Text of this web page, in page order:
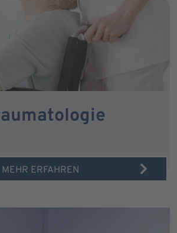
MEHR ERFAHREN